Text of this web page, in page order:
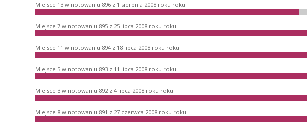
Miejsce 13 w notowaniu 896 z 1 sierpnia 2008 roku roku
Miejsce 7 w notowaniu 895 z 25 lipca 2008 roku roku
Miejsce 11 w notowaniu 894 z 18 lipca 2008 roku roku
Miejsce 5 w notowaniu 893 z 11 lipca 2008 roku roku
Miejsce 3 w notowaniu 892 z 4 lipca 2008 roku roku
Miejsce 8 w notowaniu 891 z 27 czerwca 2008 roku roku